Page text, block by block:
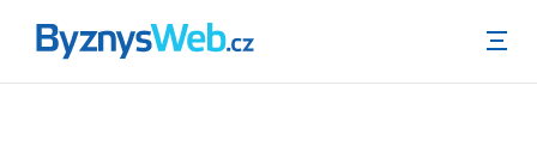
Menu